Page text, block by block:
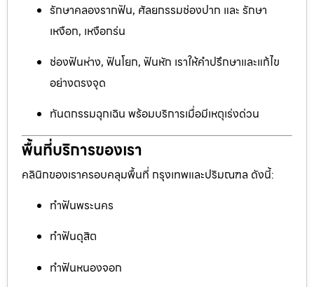
รักษาคลองรากฟัน, ศัลยกรรมช่องปาก และ รักษา
เหงือก, เหงือกร่น
ช่องฟันห่าง, ฟันโยก, ฟันหัก เราให้คำปรึกษาและแก้ไข
อย่างตรงจุด
ทันตกรรมฉุกเฉิน พร้อมบริการเมื่อมีเหตุเร่งด่วน
พื้นที่บริการของเรา
คลินิกของเราครอบคลุมพื้นที่ กรุงเทพและปริมณฑล ดังนี้:
ทำฟันพระนคร
ทำฟันดุสิต
ทำฟันหนองจอก